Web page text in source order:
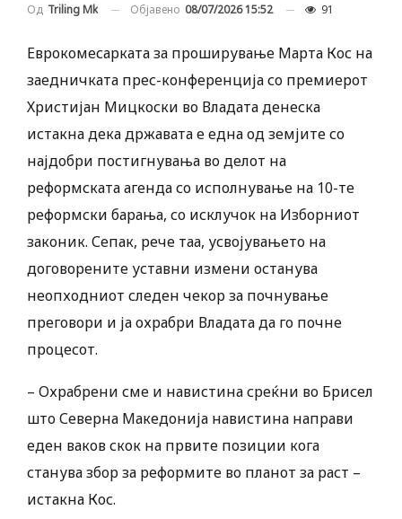
Од Triling Mk Објавено 08/07/2026 15:52 91
Еврокомесарката за проширување Марта Кос на
заедничката прес-конференција со премиерот
Христијан Мицкоски во Владата денеска
истакна дека државата е една од земјите со
најдобри постигнувања во делот на
реформската агенда со исполнување на 10-те
реформски барања, со исклучок на Изборниот
законик. Сепак, рече таа, усвојувањето на
договорените уставни измени останува
неопходниот следен чекор за почнување
преговори и ја охрабри Владата да го почне
процесот.
– Охрабрени сме и навистина среќни во Брисел
што Северна Македонија навистина направи
еден ваков скок на првите позиции кога
станува збор за реформите во планот за раст –
истакна Кос.